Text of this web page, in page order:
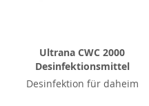
Ultrana CWC 2000
Desinfektionsmittel
Desinfektion für daheim